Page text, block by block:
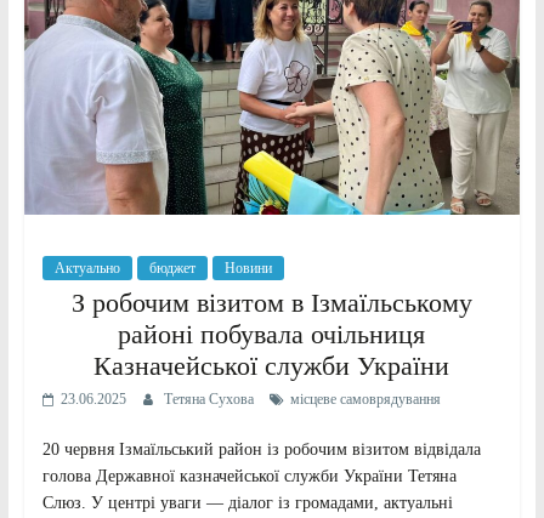
Актуально бюджет Новини
З робочим візитом в Ізмаїльському
районі побувала очільниця
Казначейської служби України
23.06.2025 Тетяна Сухова місцеве самоврядування
20 червня Ізмаїльський район із робочим візитом відвідала
голова Державної казначейської служби України Тетяна
Слюз. У центрі уваги — діалог із громадами, актуальні